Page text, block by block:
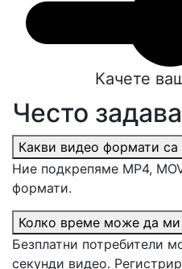
Качете
Често
Какви видео формати са
Ние подкрепяме MP4,
формати.
Колко време може да ми
Безплатни потребители
секунди видео.